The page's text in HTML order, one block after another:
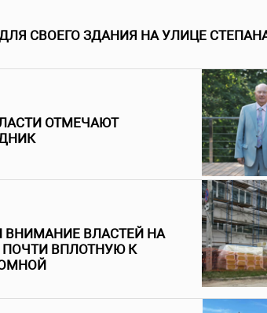
СВОЕГО ЗДАНИЯ НА УЛИЦЕ
ОТМЕЧАЮТ
ВЛАСТЕЙ НА
ПОЧТИ ВПЛОТНУЮ К